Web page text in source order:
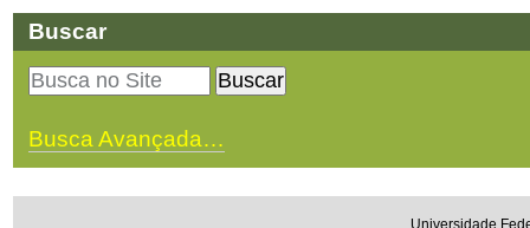
Buscar
Busca Avançada…